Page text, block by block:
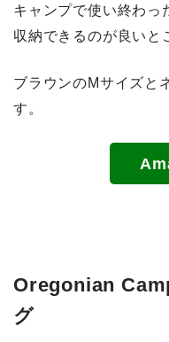
キャンプで使い終わっ
収納できるのが良いと
ブラウンのMサイズと
す。
Oregonian
グ